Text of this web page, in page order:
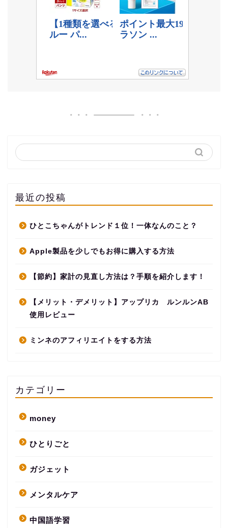
最近の投稿
ひとこちゃんがトレンド１位！一体なんのこと？
Apple製品を少しでもお得に購入する方法
【節約】家計の見直し方法は？手順を紹介します！
【メリット・デメリット】アップリカ ルンルンAB
使用レビュー
ミンネのアフィリエイトをする方法
カテゴリー
money
ひとりごと
ガジェット
メンタルケア
中国語学習